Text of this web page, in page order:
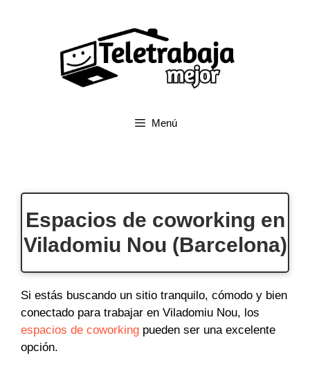
Menú
Espacios de coworking en
Viladomiu Nou (Barcelona)
Si estás buscando un sitio tranquilo, cómodo y bien
conectado para trabajar en Viladomiu Nou, los
espacios de coworking pueden ser una excelente
opción.